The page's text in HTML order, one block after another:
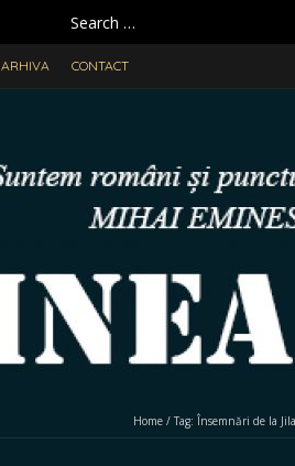
Search
for:
ARHIVA CONTACT
Home / Tag: Însemnări de la